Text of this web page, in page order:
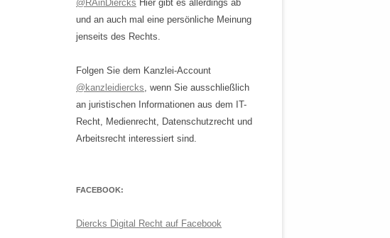
@RAinDiercks Hier gibt es allerdings ab
und an auch mal eine persönliche Meinung
jenseits des Rechts.
Folgen Sie dem Kanzlei-Account
@kanzleidiercks, wenn Sie ausschließlich
an juristischen Informationen aus dem IT-
Recht, Medienrecht, Datenschutzrecht und
Arbeitsrecht interessiert sind.
FACEBOOK:
Diercks Digital Recht auf Facebook